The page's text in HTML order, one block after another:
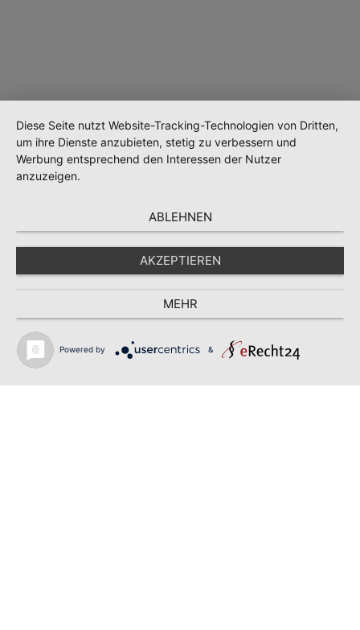
Diese Seite nutzt Website-Tracking-Technologien von Dritten,
um ihre Dienste anzubieten, stetig zu verbessern und
Werbung entsprechend den Interessen der Nutzer
anzuzeigen.
ABLEHNEN
AKZEPTIEREN
MEHR
Powered by &